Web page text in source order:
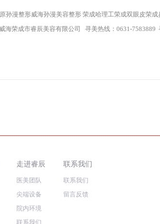
孙漫整形威海孙漫美容整形 荣成哈理工荣成双眼皮荣
威海荣成市睿辰美容有限公司 寻美热线：0631-7583889
走进睿辰
医美团队
尖端设备
院内环境
联系我们
联系我们
联系我们
留言反馈